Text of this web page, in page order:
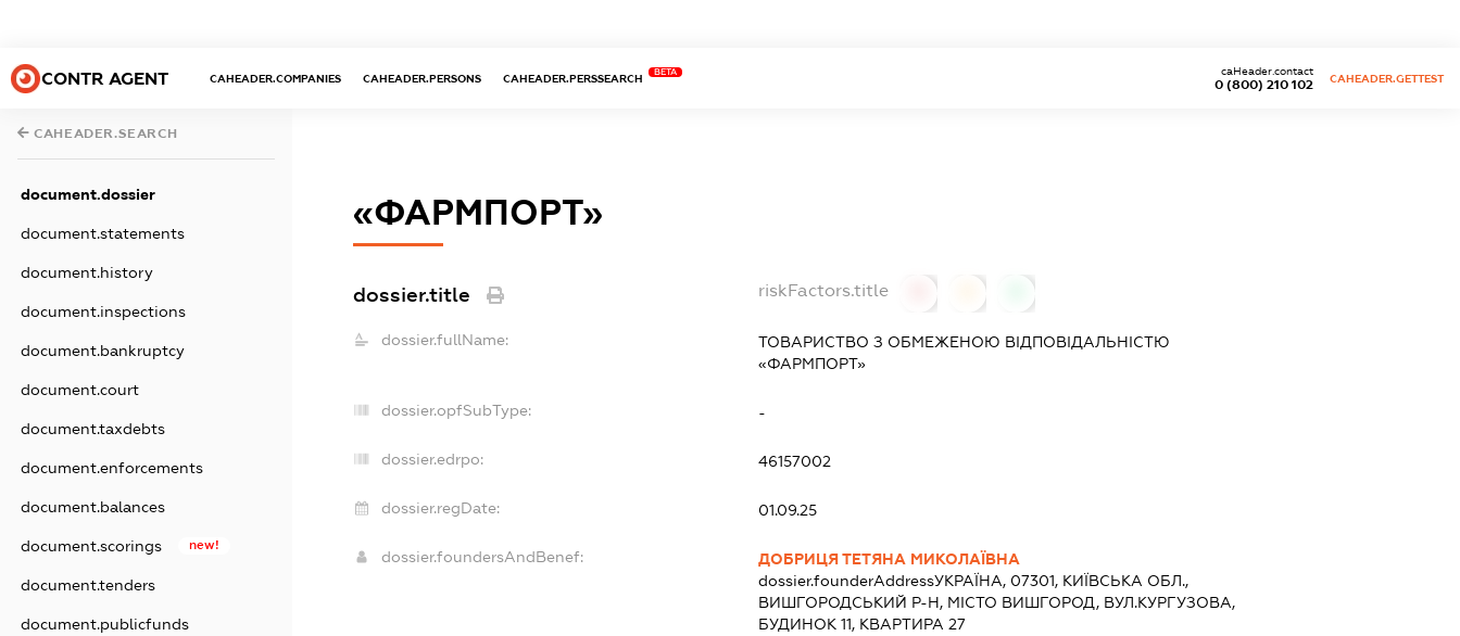
CONTR AGENT CAHEADER.COMPANIES CAHEADER.PERSONS CAHEADER.PERSSEARCH
BETA
0 (800) 210 102
caHeader.contact
CAHEADER.GETTEST
CAHEADER.SEARCH
document.dossier
document.statements
document.history
document.inspections
document.bankruptcy
document.court
document.taxdebts
document.enforcements
document.balances
document.scorings new!
document.tenders
document.publicfunds
«ФАРМПОРТ»
dossier.title riskFactors.title
dossier.fullName:
ТОВАРИСТВО З ОБМЕЖЕНОЮ ВІДПОВІДАЛЬНІСТЮ
«ФАРМПОРТ»
dossier.opfSubType: -
dossier.edrpo: 46157002
dossier.regDate: 01.09.25
dossier.foundersAndBenef:
ДОБРИЦЯ ТЕТЯНА МИКОЛАЇВНА
dossier.founderAddressУКРАЇНА, 07301, КИЇВСЬКА ОБЛ.,
ВИШГОРОДСЬКИЙ Р-Н, МІСТО ВИШГОРОД, ВУЛ.КУРГУЗОВА,
БУДИНОК 11, КВАРТИРА 27